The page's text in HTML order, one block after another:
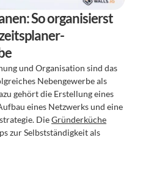
So organisierst
und Organisation sind das
gehört die Erstellung eines
eines Netzwerks und eine
Die Gründerküche
zur Selbstständigkeit als